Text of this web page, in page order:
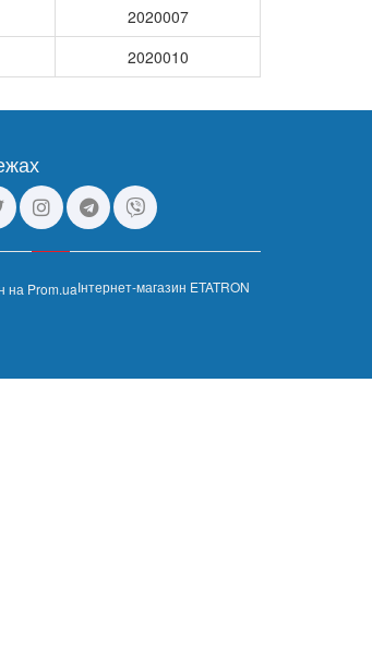
2020007
2020010
Інтернет-магазин ETATRON